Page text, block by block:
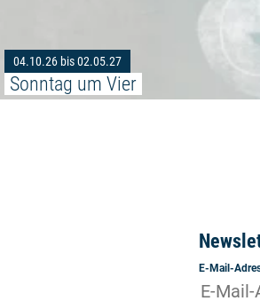
04.10.26 bis 02.05.27
Sonntag um Vier
E-Mail-